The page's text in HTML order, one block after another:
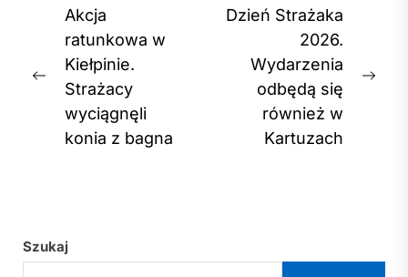
Nawigacja
wpisu
Previous
post:
Akcja
ratunkowa w
Kiełpinie.
Strażacy
wyciągnęli
konia z bagna
Dzień Strażaka
2026.
Wydarzenia
odbędą się
również w
Kartuzach
Szukaj